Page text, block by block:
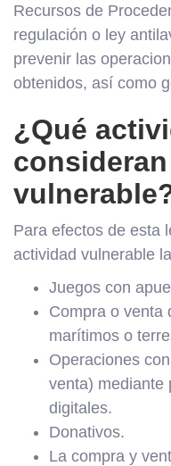
Recursos de
regulación o ley
prevenir las
obtenidos, así como
¿Qué
Para efectos de esta
actividad vulnerable
Juegos con
Compra o venta
marítimos o
Operaciones
venta) mediante
digitales.
Donativos.
La compra y